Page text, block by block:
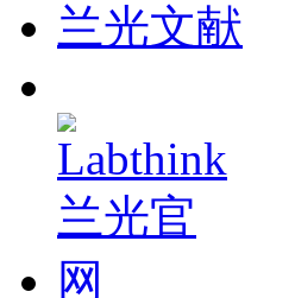
兰光文献